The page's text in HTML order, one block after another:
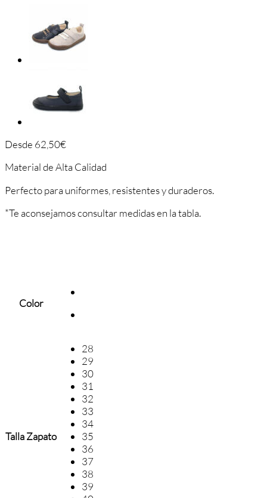
Desde 62,50€
Material de Alta Calidad
Perfecto para uniformes, resistentes y duraderos.
*Te aconsejamos consultar medidas en la tabla.
Color
Talla Zapato
28
29
30
31
32
33
34
35
36
37
38
39